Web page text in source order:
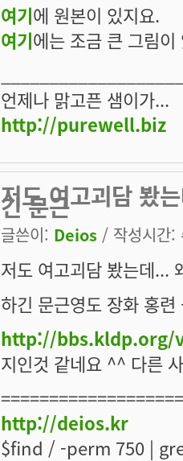
여기에 원본이 있지요.
여기에는 조금 큰 그림
언제나 맑고픈 샘이가...
http://purewell.biz
저도 여고괴담 봤
긴 문근
글쓴이: Deios / 작성시간
저도 여고괴담 봤는데...
하긴 문근영도 장화 홍
http://bbs.kldp.org/
지인것 같네요 ^^ 다른
http://deios.kr
$find / -perm 750 |